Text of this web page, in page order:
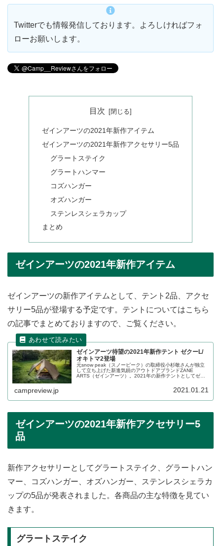
Twitterでも情報発信しております。よろしければフォ
ローお願いします。
目次
ゼインアーツの2021年新作アイテム
ゼインアーツの2021年新作アクセサリー5品
グラートステイク
グラートハンマー
コズハンガー
オズハンガー
ステンレスシェラカップ
まとめ
ゼインアーツの2021年新作アイテム
ゼインアーツの新作アイテムとして、テント2品、アクセ
サリー5品が登場する予定です。テントについてはこちら
の記事でまとめておりますので、ご覧ください。
ゼインアーツ待望の2021年新作テント ゼクーL/
オキトマ2登場
元snow peak（スノーピーク）の取締役小杉敬さんが独立
して立ち上げた新進気鋭のアウトドアブランドZANE
ARTS（ゼインアーツ）。2021年の新作テントとしてゼク
campreview.jp 2021.01.21
ゼインアーツの2021年新作アクセサリー5
品
新作アクセサリーとしてグラートステイク、グラートハン
マー、コズハンガー、オズハンガー、ステンレスシェラカ
ップの5品が発表されました。各商品の主な特徴を見てい
きます。
グラートステイク